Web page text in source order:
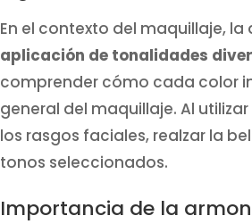
En el contexto del maquillaje,
aplicación de tonalidades
comprender cómo cada color
general del maquillaje. Al utilizar
los rasgos faciales, realzar la
tonos seleccionados.
Importancia de la